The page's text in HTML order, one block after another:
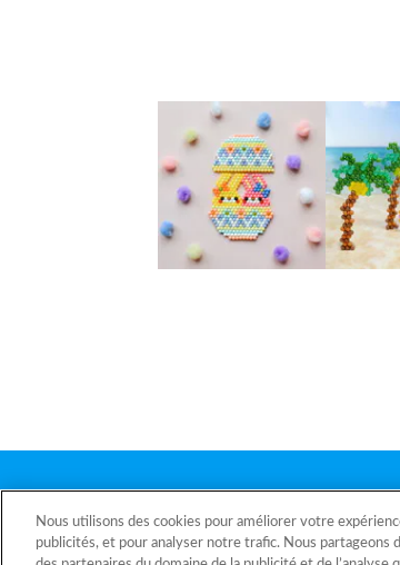
Nous utilisons des cookies pour améliorer votre
publicités, et pour analyser notre trafic. Nous